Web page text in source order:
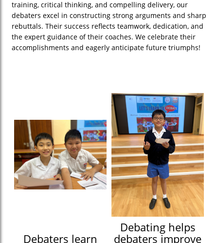
training, critical thinking, and compelling delivery, our
debaters excel in constructing strong arguments and sharp
rebuttals. Their success reflects teamwork, dedication, and
the expert guidance of their coaches. We celebrate their
accomplishments and eagerly anticipate future triumphs!
Debaters learn
Debating helps
debaters improve